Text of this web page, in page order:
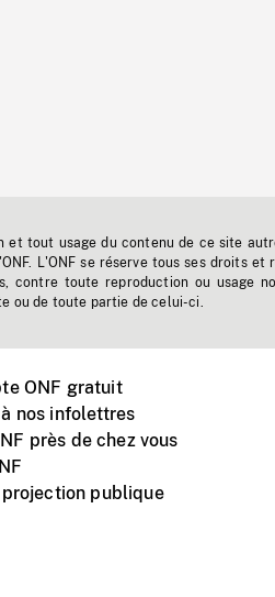
et tout usage du contenu de ce site
L'ONF se réserve tous ses droits
contre toute reproduction ou usage
ou de toute partie de celui-ci.
ONF gratuit
nos infolettres
près de chez vous
publique